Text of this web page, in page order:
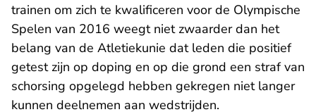
trainen om zich te kwalificeren voor de Olympische
Spelen van 2016 weegt niet zwaarder dan het
belang van de Atletiekunie dat leden die positief
getest zijn op doping en op die grond een straf van
schorsing opgelegd hebben gekregen niet langer
kunnen deelnemen aan wedstrijden.